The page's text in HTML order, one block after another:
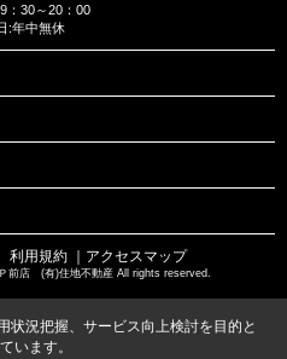
：30～20：00
:年中無休
｜ 利用規約 ｜アクセスマップ
前店 (有)住地不動産 All rights reserved.
状況把握、サービス向上検討を目的と
います。